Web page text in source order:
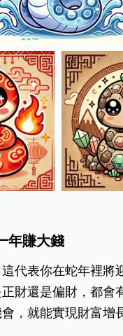
年賺大錢
代表你在蛇年裡將
財還是偏財，都會
，就能實現財富增